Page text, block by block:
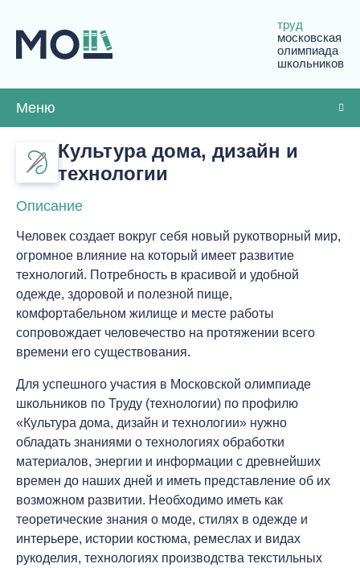
труд
московская
олимпиада
школьников
Меню
Культура дома, дизайн и
технологии
Описание
Человек создает вокруг себя новый рукотворный мир,
огромное влияние на который имеет развитие
технологий. Потребность в красивой и удобной
одежде, здоровой и полезной пище,
комфортабельном жилище и месте работы
сопровождает человечество на протяжении всего
времени его существования.
Для успешного участия в Московской олимпиаде
школьников по Труду (технологии) по профилю
«Культура дома, дизайн и технологии» нужно
обладать знаниями о технологиях обработки
материалов, энергии и информации с древнейших
времен до наших дней и иметь представление об их
возможном развитии. Необходимо иметь как
теоретические знания о моде, стилях в одежде и
интерьере, истории костюма, ремеслах и видах
рукоделия, технологиях производства текстильных